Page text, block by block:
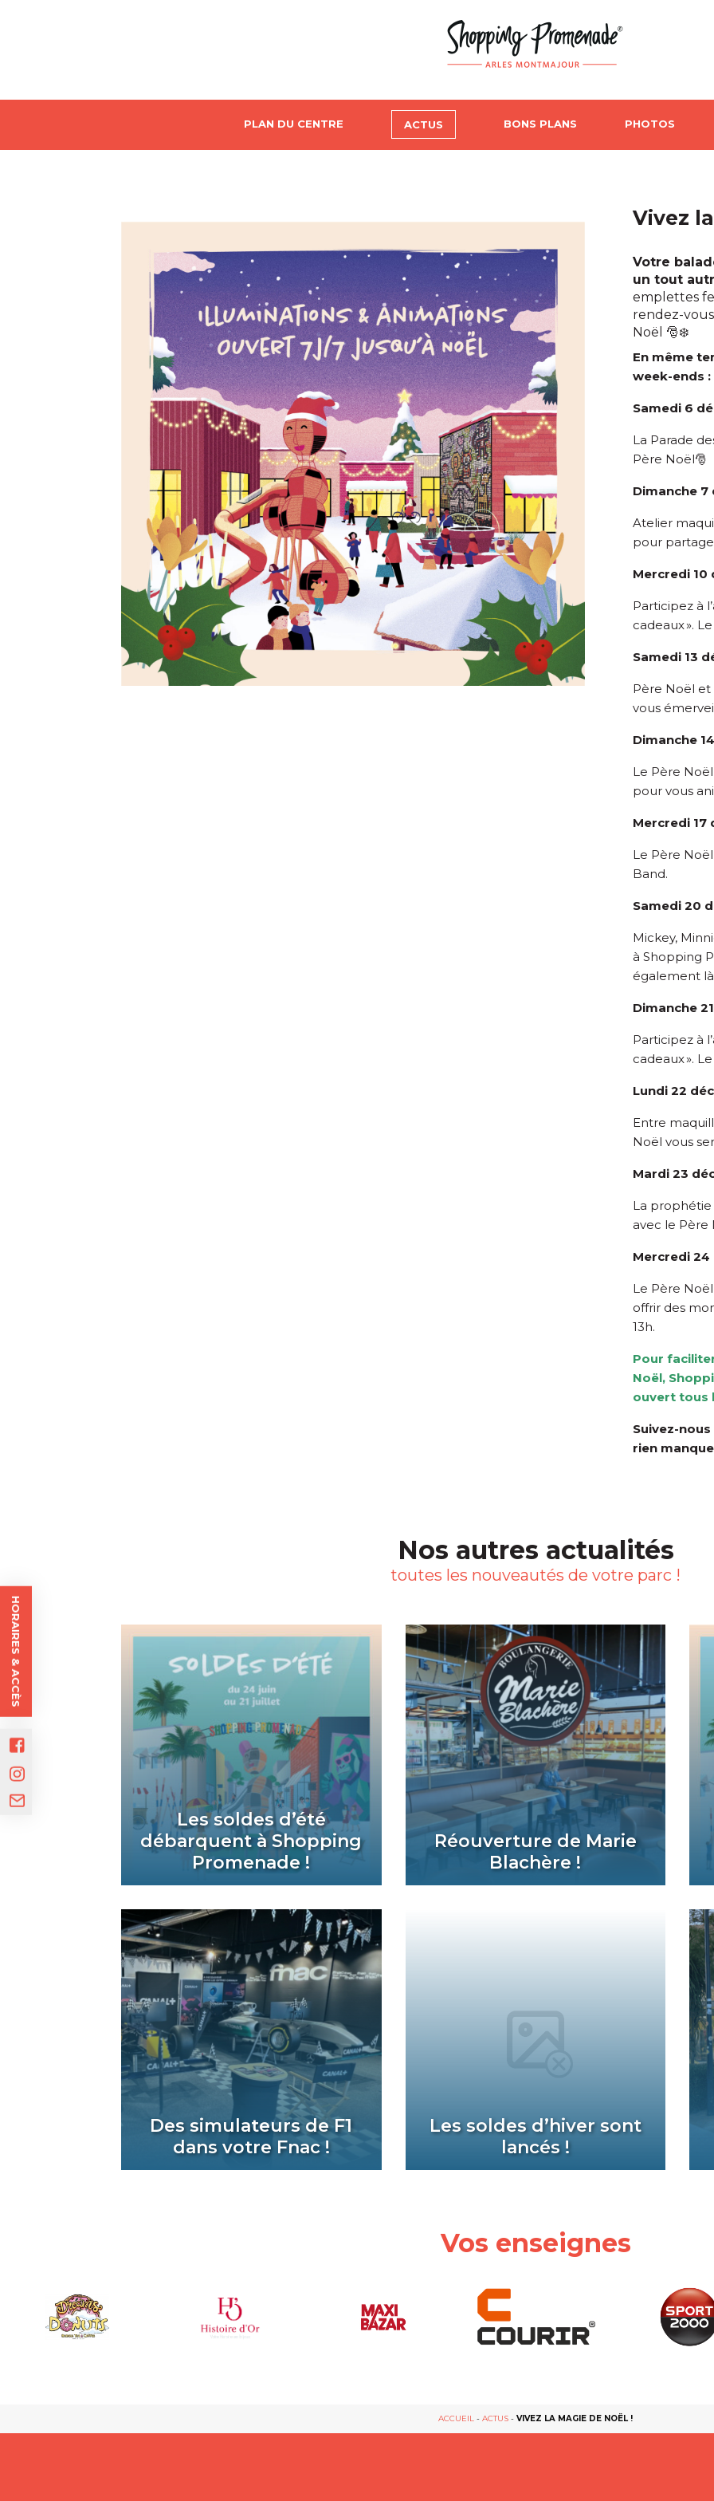
PLAN DU CENTRE ACTUS BONS PLANS PHOTOS
Vivez
Votre
un tout
emplettes
rendez-
Noël 🎅❄️
En même
week-ends :
Samedi 6
La Parade
Père Noël🎅
Dimanche
Atelier
pour
Mercredi 10
Participez à
cadeaux ».
Samedi 13
Père Noël
vous
Dimanche
Le Père
pour vous
Mercredi 17
Le Père
Band.
Samedi 20
Mickey,
à Shopping
également
Dimanche
Participez à
cadeaux ».
Lundi 22
Entre
Noël vous
Mardi 23
La
avec le Père
Mercredi
Le Père
offrir des
13h.
Pour
Noël,
ouvert tous
Suivez-
rien
Nos autres actualités
toutes les nouveautés de votre parc !
Les soldes d’été
débarquent à Shopping
Promenade !
Réouverture de Marie
Blachère !
Des simulateurs de F1
dans votre Fnac !
Les soldes d’hiver sont
lancés !
HORAIRES & ACCÈS
Vos enseignes
ACCUEIL - ACTUS - VIVEZ LA MAGIE DE NOËL !